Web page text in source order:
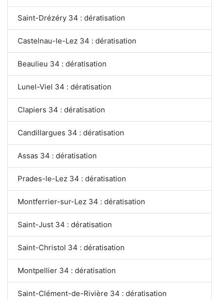
Saint-Drézéry 34 : dératisation
Castelnau-le-Lez 34 : dératisation
Beaulieu 34 : dératisation
Lunel-Viel 34 : dératisation
Clapiers 34 : dératisation
Candillargues 34 : dératisation
Assas 34 : dératisation
Prades-le-Lez 34 : dératisation
Montferrier-sur-Lez 34 : dératisation
Saint-Just 34 : dératisation
Saint-Christol 34 : dératisation
Montpellier 34 : dératisation
Saint-Clément-de-Rivière 34 : dératisation